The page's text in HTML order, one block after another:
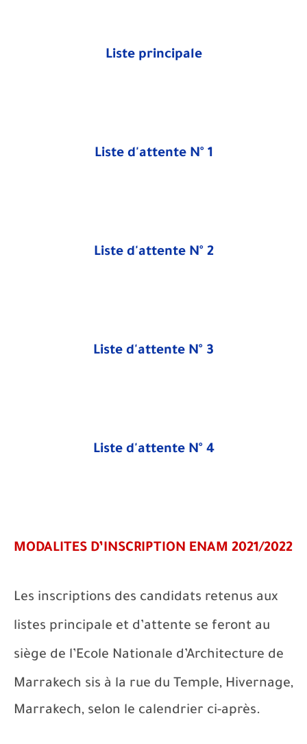
Liste principale
Liste d'attente N° 1
Liste d'attente N° 2
Liste d'attente N° 3
Liste d'attente N° 4
MODALITES D’INSCRIPTION ENAM 2021/2022
Les inscriptions des candidats retenus aux
listes principale et d’attente se feront au
siège de l’Ecole Nationale d’Architecture de
Marrakech sis à la rue du Temple, Hivernage,
Marrakech, selon le calendrier ci-après.